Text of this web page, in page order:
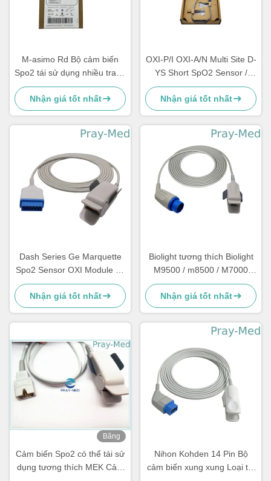
M-asimo Rd Bộ cảm biến
Spo2 tái sử dụng nhiều trang
YI TPU 0,9m 4054
Nhận giá tốt nhất
OXI-P/I OXI-A/N Multi Site D-
YS Short SpO2 Sensor /
Probe TPU Jacket
Nhận giá tốt nhất
Dash Series Ge Marquette
Spo2 Sensor OXI Module 11
Pin Connector 3m / 10ft
Nhận giá tốt nhất
Biolight tương thích Biolight
M9500 / m8500 / M7000
Cảm biến dùng cho người
lớn có thể sử dụng lại được
12pin với 3m
Nhận giá tốt nhất
Băng
Cảm biến Spo2 có thể tái sử
dụng tương thích MEK Cảm
Nihon Kohden 14 Pin Bộ
cảm biến xung xung Loại tái